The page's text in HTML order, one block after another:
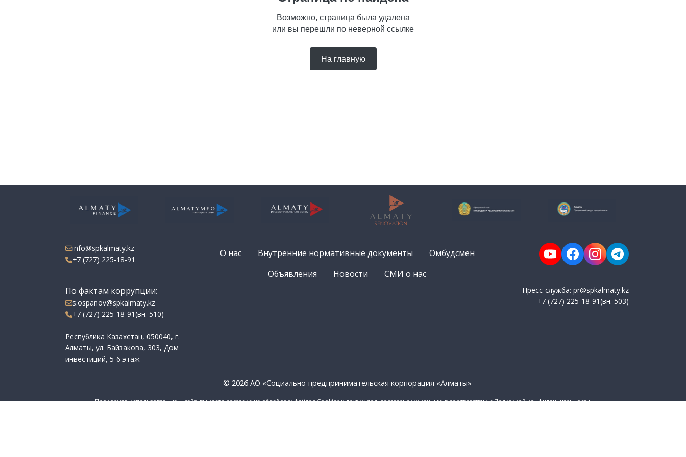
Возможно, страница была удалена
или вы перешли по неверной ссылке
На главную
info@spkalmaty.kz
+7 (727) 225-18-91
О нас Внутренние нормативные документы
Омбудсмен
Объявления
Новости
СМИ о нас
По фактам коррупции:
s.ospanov@spkalmaty.kz
+7 (727) 225-18-91(вн. 510)
Республика Казахстан, 050040, г.
Алматы, ул. Байзакова, 303, Дом
инвестиций, 5-6 этаж
Пресс-служба: pr@spkalmaty.kz
+7 (727) 225-18-91(вн. 503)
© 2026 АО «Социально-предпринимательская корпорация «Алматы»
Продолжая использовать наш сайт, вы даете согласие на обработку файлов Cookies и других пользовательских данных, в соответствии с Политикой конфиденциальности.